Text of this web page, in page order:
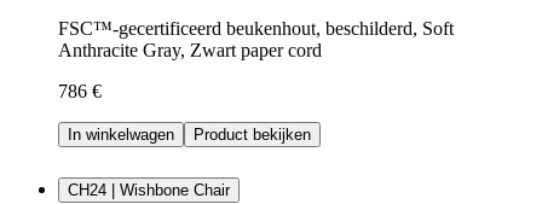
FSC™-gecertificeerd beukenhout, beschilderd, Soft
Anthracite Gray, Zwart paper cord
786 €
In winkelwagen Product bekijken
CH24 | Wishbone Chair